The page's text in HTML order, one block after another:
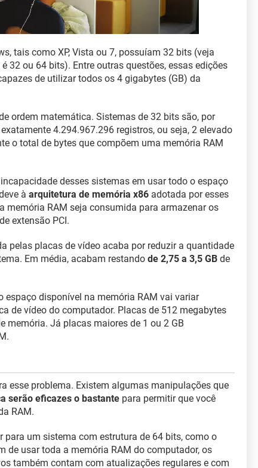
tais como XP, Vista ou 7, possuíam 32 bits (veja
32 ou 64 bits). Entre outras questões, essas edições
de utilizar todos os 4 gigabytes (GB) da
ordem matemática. Sistemas de 32 bits são, por
4.294.967.296 registros, ou seja, 2 elevado
o total de bytes que compõem uma memória RAM
desses sistemas em usar todo o espaço
à arquitetura de memória x86 adotada por esses
memória RAM seja consumida para armazenar os
extensão PCI.
pelas placas de vídeo acaba por reduzir a quantidade
Em média, acabam restando de 2,75 a 3,5 GB de
espaço disponível na memória RAM vai variar
de vídeo do computador. Placas de 512 megabytes
memória. Já placas maiores de 1 ou 2 GB
esse problema. Existem algumas manipulações que
serão eficazes o bastante para permitir que você
RAM.
para um sistema com estrutura de 64 bits, como o
de usar toda a memória RAM do computador, os
também contam com atualizações regulares e com